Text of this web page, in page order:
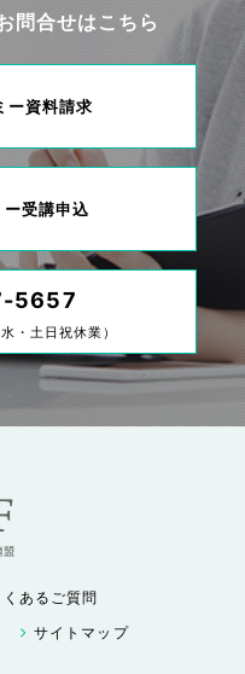
問合せはこちら
ー資料請求
ー受講申込
5657
・土日祝休業）
くあるご質問
サイトマップ